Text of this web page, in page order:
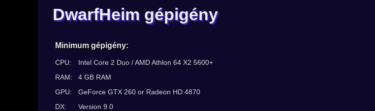
DwarfHeim gépigény
Minimum gépigény:
CPU:
Intel Core 2 Duo / AMD Athlon 64 X2 5600+
RAM:
4 GB RAM
GPU:
GeForce GTX 260 or Radeon HD 4870
DX:
Version 9.0